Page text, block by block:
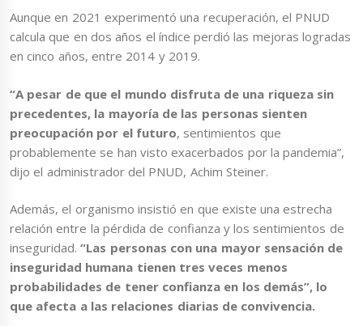
Aunque en 2021 experimentó una recuperación, el PNUD
calcula que en dos años el índice perdió las mejoras logradas
en cinco años, entre 2014 y 2019.
“A pesar de que el mundo disfruta de una riqueza sin
precedentes, la mayoría de las personas sienten
preocupación por el futuro, sentimientos que
probablemente se han visto exacerbados por la pandemia”,
dijo el administrador del PNUD, Achim Steiner.
Además, el organismo insistió en que existe una estrecha
relación entre la pérdida de confianza y los sentimientos de
inseguridad.“Las personas con una mayor sensación de
inseguridad humana tienen tres veces menos
probabilidades de tener confianza en los demás”, lo
que afecta a las relaciones diarias de convivencia.